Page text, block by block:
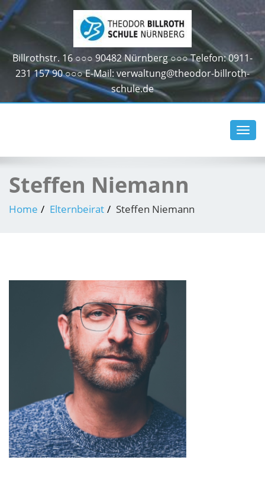
Billrothstr. 16 ○○○ 90482 Nürnberg ○○○ Telefon: 0911-
231 157 90 ○○○ E-Mail: verwaltung@theodor-billroth-
schule.de
Steffen Niemann
Home Elternbeirat Steffen Niemann